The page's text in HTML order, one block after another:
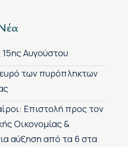
Αυγούστου
των πυρόπληκτων
Επιστολή προς τον
Οικονομίας &
αύξηση από τα 6 στα